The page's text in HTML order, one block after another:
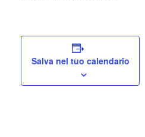
Salva nel tuo calendario